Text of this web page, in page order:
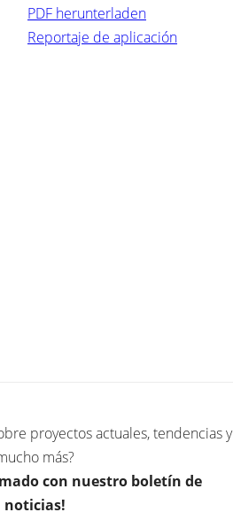
PDF herunterladen
Reportaje de aplicación
proyectos actuales, tendencias y
más?
con nuestro boletín de
noticias!